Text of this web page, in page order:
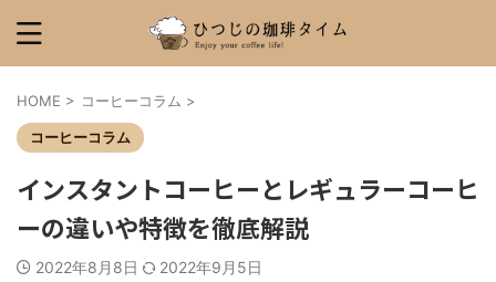
HOME > コーヒーコラム >
コーヒーコラム
インスタントコーヒーとレギュラーコーヒ
ーの違いや特徴を徹底解説
2022年8月8日 2022年9月5日